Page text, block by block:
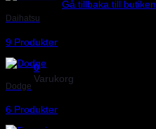
Gå tillbaka till butiken
0
Varukorg
Daihatsu
9 Produkter
Dodge
6 Produkter